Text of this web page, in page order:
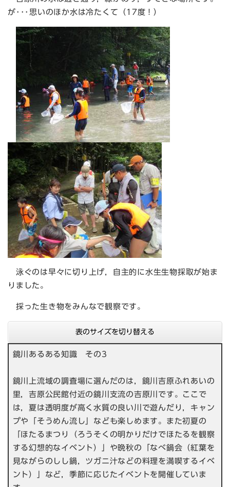
が･･･思いのほか水は冷たくて（17度！）
泳ぐのは早々に切り上げ，自主的に水生生物採取が始ま
りました。
採った生き物をみんなで観察です。
表のサイズを切り替える
鏡川あるある知識 その3
鏡川上流域の調査場に選んだのは，鏡川吉原ふれあいの
里，吉原公民館付近の鏡川支流の吉原川です。ここで
は，夏は透明度が高く水質の良い川で遊んだり，キャン
プや「そうめん流し」なども楽しめます。また初夏の
「ほたるまつり（ろうそくの明かりだけでほたるを観察
する幻想的なイベント）」や晩秋の「なべ鍋会（紅葉を
見ながらのしし鍋，ツガニ汁などの料理を満喫するイベ
ント）」など，季節に応じたイベントを開催していま